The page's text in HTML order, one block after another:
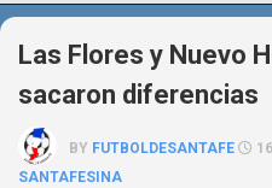
Las Flores y Nuevo
sacaron diferencias
BY FUTBOLDESANTAFE
SANTAFESINA